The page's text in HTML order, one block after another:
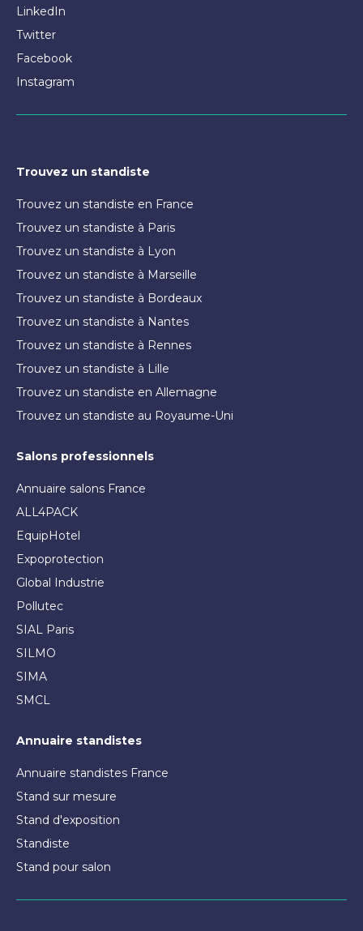
LinkedIn
Twitter
Facebook
Instagram
Trouvez un standiste
Trouvez un standiste en France
Trouvez un standiste à Paris
Trouvez un standiste à Lyon
Trouvez un standiste à Marseille
Trouvez un standiste à Bordeaux
Trouvez un standiste à Nantes
Trouvez un standiste à Rennes
Trouvez un standiste à Lille
Trouvez un standiste en Allemagne
Trouvez un standiste au Royaume-Uni
Salons professionnels
Annuaire salons France
ALL4PACK
EquipHotel
Expoprotection
Global Industrie
Pollutec
SIAL Paris
SILMO
SIMA
SMCL
Annuaire standistes
Annuaire standistes France
Stand sur mesure
Stand d'exposition
Standiste
Stand pour salon